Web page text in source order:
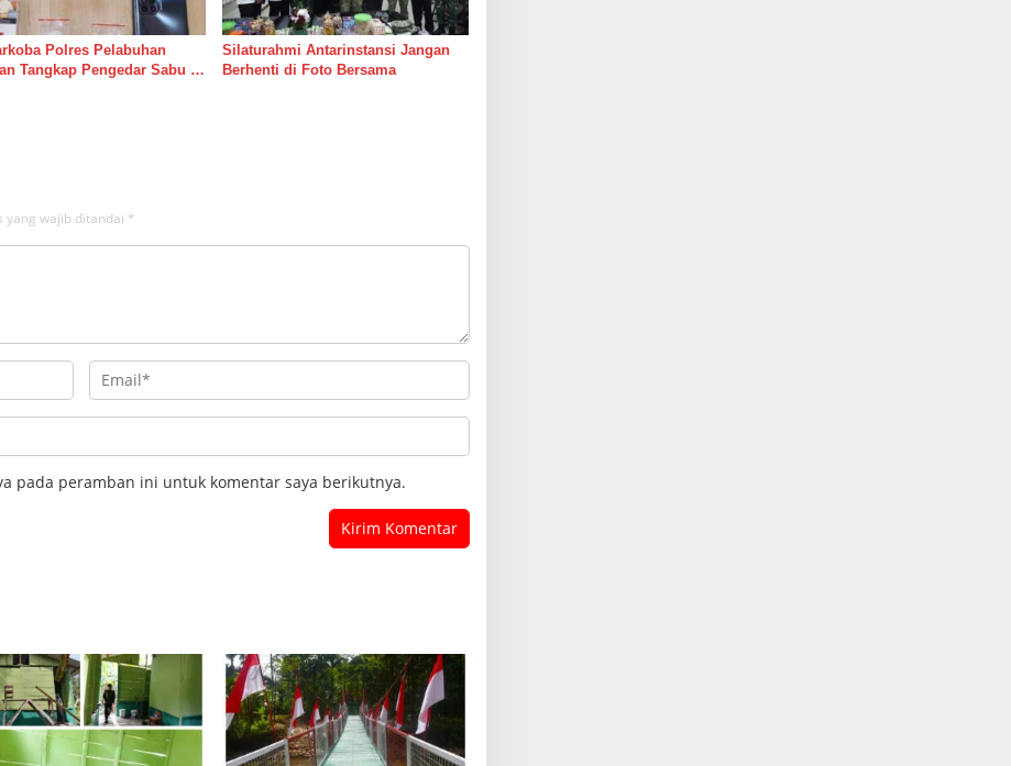
Polres Pelabuhan
Tangkap Pengedar Sabu di
Silaturahmi Antarinstansi Jangan
Berhenti di Foto Bersama
yang wajib ditandai *
pada peramban ini untuk komentar saya berikutnya.